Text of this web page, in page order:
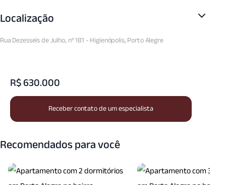
Jardim
Sacada
Sacada Com Churrasqueira
Zelador
Localização
Rua Dezesseis de Julho, nº 181 - Higienópolis, Porto Alegre
R$ 630.000
Receber contato de um especialista
Recomendados para você